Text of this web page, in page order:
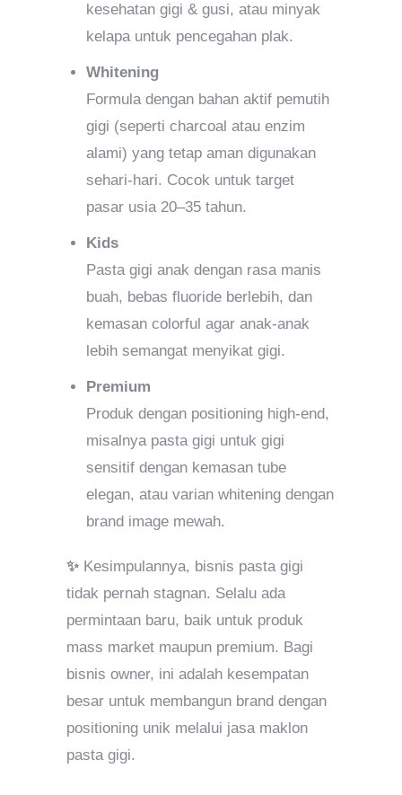
kesehatan gigi & gusi, atau minyak
kelapa untuk pencegahan plak.
Whitening
Formula dengan bahan aktif pemutih
gigi (seperti charcoal atau enzim
alami) yang tetap aman digunakan
sehari-hari. Cocok untuk target
pasar usia 20–35 tahun.
Kids
Pasta gigi anak dengan rasa manis
buah, bebas fluoride berlebih, dan
kemasan colorful agar anak-anak
lebih semangat menyikat gigi.
Premium
Produk dengan positioning high-end,
misalnya pasta gigi untuk gigi
sensitif dengan kemasan tube
elegan, atau varian whitening dengan
brand image mewah.
✨ Kesimpulannya, bisnis pasta gigi
tidak pernah stagnan. Selalu ada
permintaan baru, baik untuk produk
mass market maupun premium. Bagi
bisnis owner, ini adalah kesempatan
besar untuk membangun brand dengan
positioning unik melalui jasa maklon
pasta gigi.